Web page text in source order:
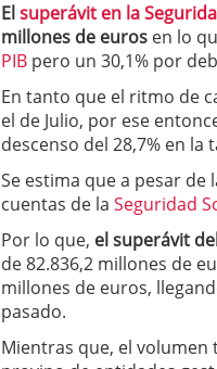
de 2026
Comparativa
acelera la
Meses sin
compras 24
Planificar tu
a los costes
¿Cuánto
Elsuperávit en la
millones de euros en lo
PIB pero un 30,1% por
En tanto que el ritmo de
el de Julio, por ese
descenso del 28,7% en la
Se estima que a pesar de
cuentas de la Seguridad
Por lo que, el superávit
de 82.836,2 millones de
millones de euros,
pasado.
Mientras que, el volumen